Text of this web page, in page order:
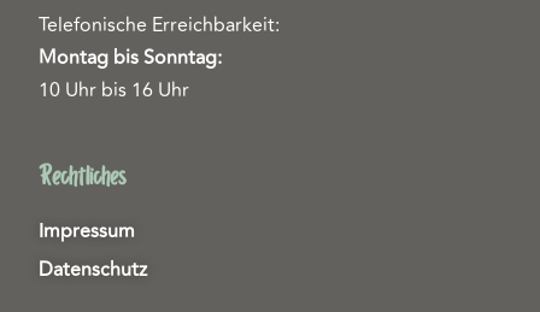
Telefonische Erreichbarkeit:
Montag bis Sonntag:
10 Uhr bis 16 Uhr
Rechtliches
Impressum
Datenschutz